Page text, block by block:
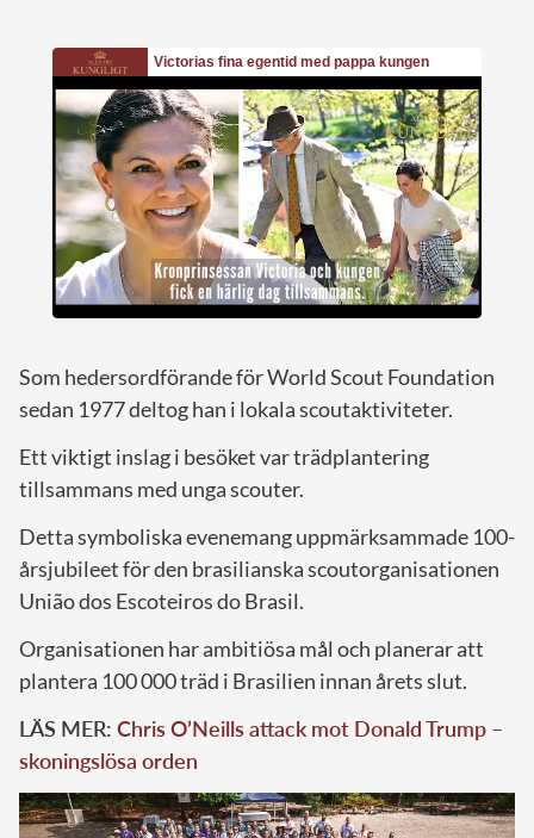
Som hedersordförande för World Scout Foundation
sedan 1977 deltog han i lokala scoutaktiviteter.
Ett viktigt inslag i besöket var trädplantering
tillsammans med unga scouter.
Detta symboliska evenemang uppmärksammade 100-
årsjubileet för den brasilianska scoutorganisationen
União dos Escoteiros do Brasil.
Organisationen har ambitiösa mål och planerar att
plantera 100 000 träd i Brasilien innan årets slut.
LÄS MER: Chris O’Neills attack mot Donald Trump –
skoningslösa orden